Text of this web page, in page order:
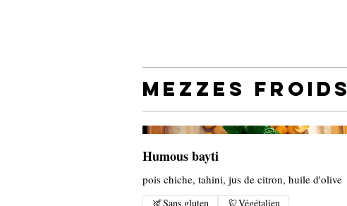
Mezzes froids
Humous bayti
pois chiche, tahini, jus de citron, huile d'olive
Sans gluten
Végétalien